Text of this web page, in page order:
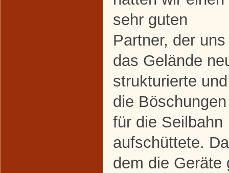
sehr guten
Partner, der uns
das Gelände
strukturierte und
die Böschungen
für die Seilbahn
aufschüttete.
dem die Geräte